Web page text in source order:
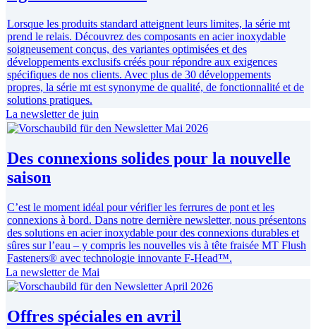
Lorsque les produits standard atteignent leurs limites, la série mt
prend le relais. Découvrez des composants en acier inoxydable
soigneusement conçus, des variantes optimisées et des
développements exclusifs créés pour répondre aux exigences
spécifiques de nos clients. Avec plus de 30 développements
propres, la série mt est synonyme de qualité, de fonctionnalité et de
solutions pratiques.
La newsletter de juin
Des connexions solides pour la nouvelle
saison
C’est le moment idéal pour vérifier les ferrures de pont et les
connexions à bord. Dans notre dernière newsletter, nous présentons
des solutions en acier inoxydable pour des connexions durables et
sûres sur l’eau – y compris les nouvelles vis à tête fraisée MT Flush
Fasteners® avec technologie innovante F-Head™.
La newsletter de Mai
Offres spéciales en avril